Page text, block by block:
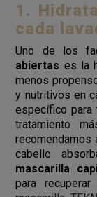
1.
cada
Uno de los
abiertas es la
menos
y nutritivos en
específico para
tratamiento
recomendamos
cabello
mascarilla
para